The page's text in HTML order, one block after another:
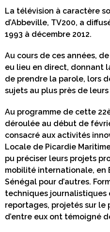
La télévision à caractère
d’Abbeville, TV200, a
1993 à décembre 2012.
Au cours de ces années,
eu lieu en direct, donnant
de prendre la parole, lors
sujets au plus près de
Au programme de cette
déroulée au début de
consacré aux activités
Locale de Picardie
pu préciser leurs projets
mobilité internationale, en
Sénégal pour d’autres.
techniques journalistiques
reportages, projetés sur le
d’entre eux ont témoigné